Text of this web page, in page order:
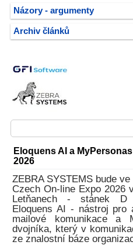
Názory - argumenty
Archiv článků
Eloquens AI a
2026
ZEBRA SYSTEMS bude
Czech On-line Expo 2026
Letňanech - stánek D
Eloquens AI - nástroj pro
mailové komunikace a
dvojníka, který v
ze znalostní báze